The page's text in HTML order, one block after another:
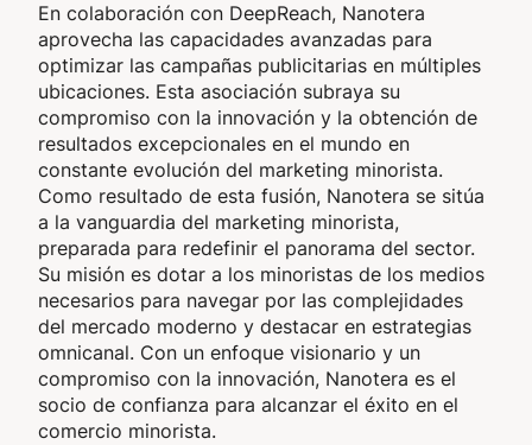
En colaboración con DeepReach, Nanotera
aprovecha las capacidades avanzadas para
optimizar las campañas publicitarias en múltiples
ubicaciones. Esta asociación subraya su
compromiso con la innovación y la obtención de
resultados excepcionales en el mundo en
constante evolución del marketing minorista.
Como resultado de esta fusión, Nanotera se sitúa
a la vanguardia del marketing minorista,
preparada para redefinir el panorama del sector.
Su misión es dotar a los minoristas de los medios
necesarios para navegar por las complejidades
del mercado moderno y destacar en estrategias
omnicanal. Con un enfoque visionario y un
compromiso con la innovación, Nanotera es el
socio de confianza para alcanzar el éxito en el
comercio minorista.